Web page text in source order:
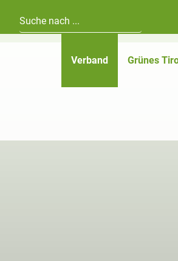
Verband(aktiv)Grünes